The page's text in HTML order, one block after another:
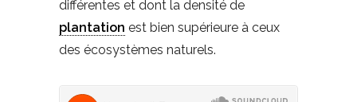
différentes et dont la densité de
plantation est bien supérieure à ceux
des écosystèmes naturels.